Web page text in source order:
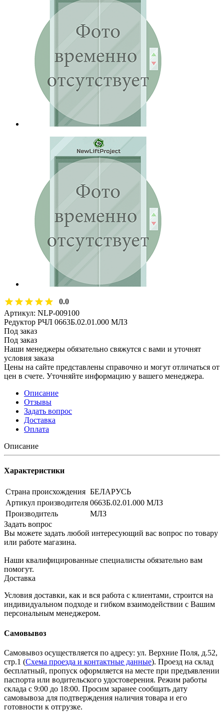
0.0
Артикул: NLP-009100
Редуктор РЧЛ 0663Б.02.01.000 МЛЗ
Под заказ
Под заказ
Наши менеджеры обязательно свяжутся с вами и уточнят
условия заказа
Цены на сайте представлены справочно и могут отличаться от
цен в счете. Уточняйте информацию у вашего менеджера.
Описание
Отзывы
Задать вопрос
Доставка
Оплата
Описание
Характеристики
Страна происхождения БЕЛАРУСЬ
Артикул производителя 0663Б.02.01.000 МЛЗ
Производитель
МЛЗ
Задать вопрос
Вы можете задать любой интересующий вас вопрос по товару
или работе магазина.
Наши квалифицированные специалисты обязательно вам
помогут.
Доставка
Условия доставки, как и вся работа с клиентами, строится на
индивидуальном подходе и гибком взаимодействии с Вашим
персональным менеджером.
Самовывоз
Самовывоз осуществляется по адресу: ул. Верхние Поля, д.52,
стр.1 (Схема проезда и контактные данные). Проезд на склад
бесплатный, пропуск оформляется на месте при предъявлении
паспорта или водительского удостоверения. Режим работы
склада с 9:00 до 18:00. Просим заранее сообщать дату
самовывоза для подтверждения наличия товара и его
готовности к отгрузке.